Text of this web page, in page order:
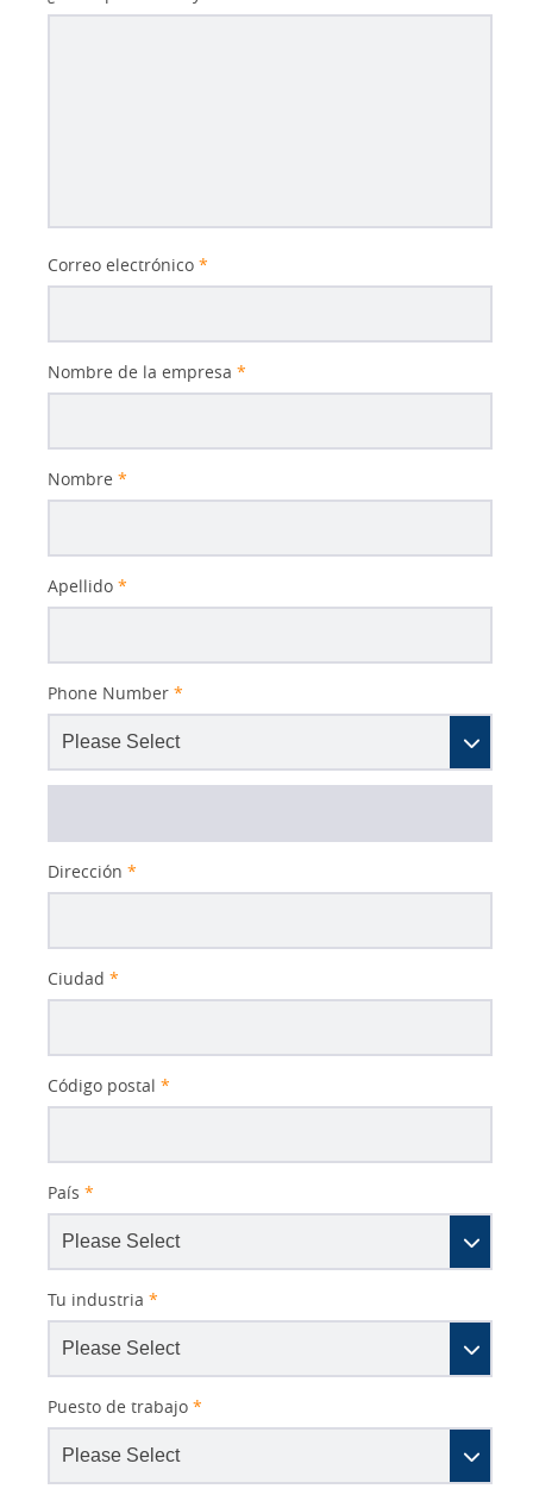
Correo electrónico *
Nombre de la empresa *
Nombre *
Apellido *
Phone Number *
Dirección *
Ciudad *
Código postal *
País *
Tu industria *
Puesto de trabajo *